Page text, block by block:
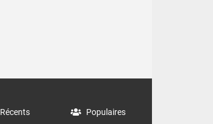
Récents Populaires